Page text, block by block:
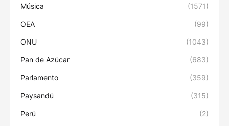
Música (1571)
OEA (99)
ONU (1043)
Pan de Azúcar (683)
Parlamento (359)
Paysandú (315)
Perú (2)